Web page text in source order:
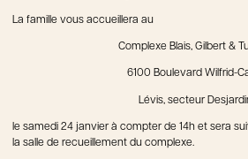
La famille vous accueillera au
Complexe Blais, Gilbert &
6100 Boulevard Wilfrid-
Lévis, secteur
le samedi 24 janvier à compter de 14h et sera
la salle de recueillement du complexe.